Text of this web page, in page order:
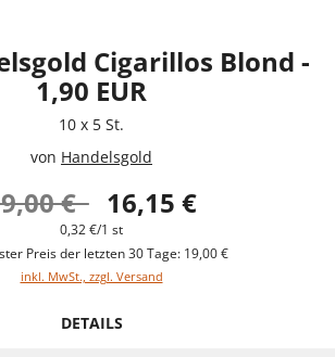
Cigarillos Blond -
1,90 EUR
10 x 5 St.
von Handelsgold
€ 16,15 €
0,32 €/1 st
Preis der letzten 30 Tage: 19,00 €
inkl. MwSt., zzgl. Versand
DETAILS